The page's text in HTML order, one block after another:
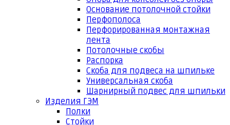
Основание потолочной стойки
Перфополоса
Перфорированная монтажная
лента
Потолочные скобы
Распорка
Скоба для подвеса на шпильке
Универсальная скоба
Шарнирный подвес для шпильки
Изделия ГЭМ
Полки
Стойки